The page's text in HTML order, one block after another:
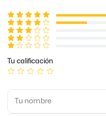
Tu calificación